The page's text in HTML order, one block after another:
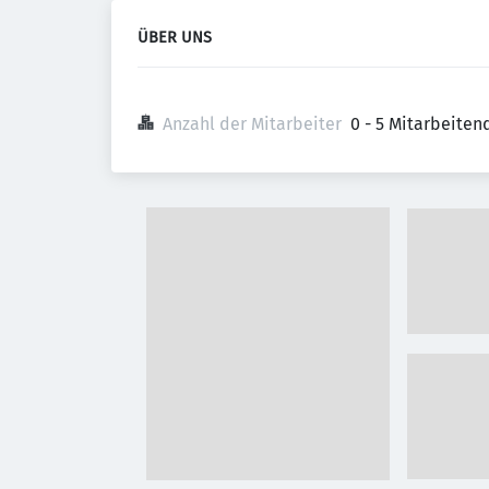
ÜBER UNS
Anzahl der Mitarbeiter 0 - 5